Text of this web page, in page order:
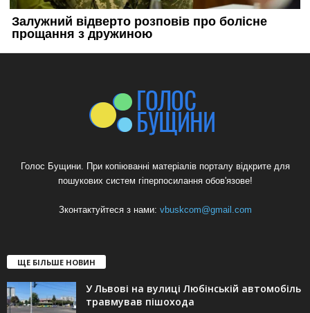
Голос Бущини. При копіюванні матеріалів порталу відкрите для
пошукових систем гіперпосилання обов'язове!
Зконтактуйтеся з нами: vbuskcom@gmail.com
ЩЕ БІЛЬШЕ НОВИН
У Львові на вулиці Любінській автомобіль
травмував пішохода